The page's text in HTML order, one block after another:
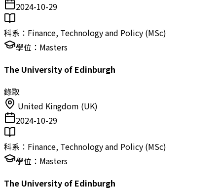
2024-10-29
科系： Finance, Technology and Policy (MSc)
學位： Masters
The University of Edinburgh
錄取
United Kingdom (UK)
2024-10-29
科系： Finance, Technology and Policy (MSc)
學位： Masters
The University of Edinburgh